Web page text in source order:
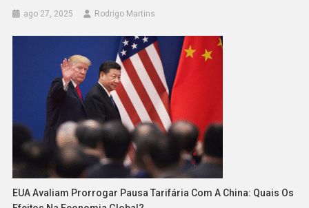
ago 27, 2025 Rodrigo Martins
EUA Avaliam Prorrogar Pausa Tarifária Com A China: Quais Os